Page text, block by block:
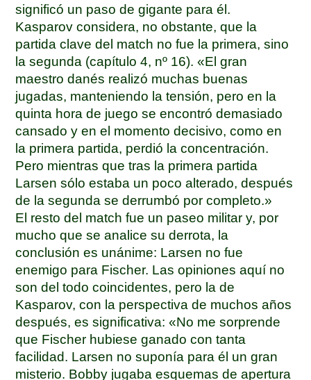
significó un paso de gigante para él.
Kasparov considera, no obstante, que la
partida clave del match no fue la primera, sino
la segunda (capítulo 4, nº 16). «El gran
maestro danés realizó muchas buenas
jugadas, manteniendo la tensión, pero en la
quinta hora de juego se encontró demasiado
cansado y en el momento decisivo, como en
la primera partida, perdió la concentración.
Pero mientras que tras la primera partida
Larsen sólo estaba un poco alterado, después
de la segunda se derrumbó por completo.»
El resto del match fue un paseo militar y, por
mucho que se analice su derrota, la
conclusión es unánime: Larsen no fue
enemigo para Fischer. Las opiniones aquí no
son del todo coincidentes, pero la de
Kasparov, con la perspectiva de muchos años
después, es significativa: «No me sorprende
que Fischer hubiese ganado con tanta
facilidad. Larsen no suponía para él un gran
misterio. Bobby jugaba esquemas de apertura